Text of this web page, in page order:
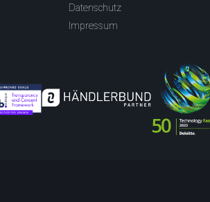
Datenschutz
Impressum